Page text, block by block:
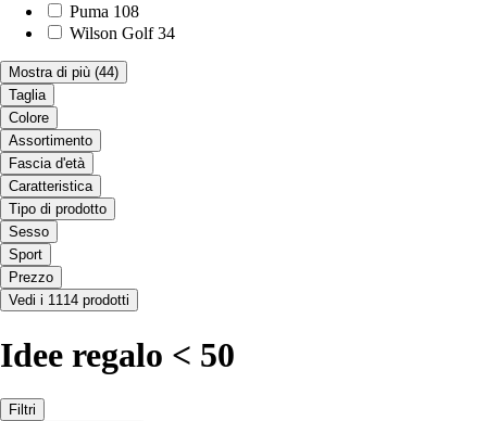
Puma 108
Wilson Golf 34
Mostra di più (44)
Taglia
Colore
Assortimento
Fascia d'età
Caratteristica
Tipo di prodotto
Sesso
Sport
Prezzo
Vedi i 1114 prodotti
Idee regalo < 50
Filtri